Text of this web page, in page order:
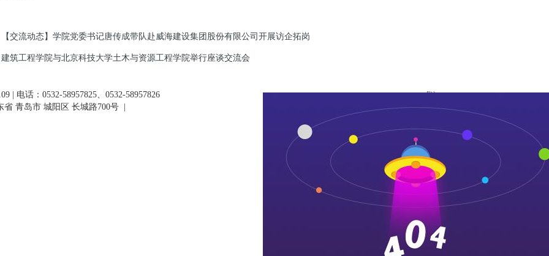
【交流动态】学院党委书记唐传成带队赴威海建设集团股份有限公司开展访企拓岗
建筑工程学院与北京科技大学土木与资源工程学院举行座谈交流会
| 电话：0532-58957825、0532-58957826
省 青岛市 城阳区 长城路700号
"));